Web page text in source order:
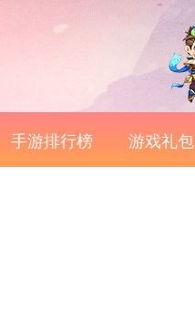
手游排行榜 游戏礼包